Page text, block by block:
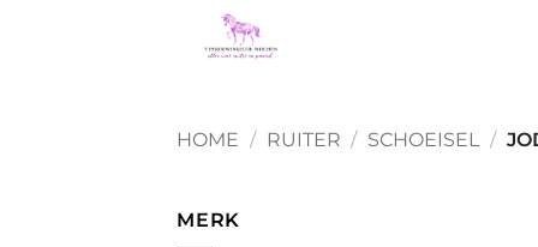
HOME / RUITER / SCHOEISEL /
MERK